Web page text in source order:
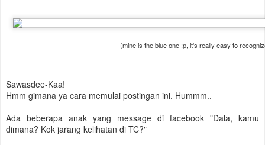
(mine is the blue one :p, it's really easy to
Sawasdee-Kaa!
Hmm gimana ya cara memulai postingan ini. Hummm..
Ada beberapa anak yang message di facebook "Dala, kamu
dimana? Kok jarang kelihatan di TC?"